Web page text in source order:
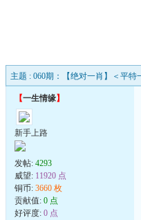
主题 : 060期：【绝对一肖】＜平特
【一生情缘】
新手上路
发帖: 4293
威望: 11920 点
铜币: 3660 枚
贡献值: 0 点
好评度: 0 点